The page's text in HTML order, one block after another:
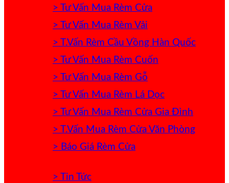
> Tư Vấn Mua Rèm Cửa
> Tư Vấn Mua Rèm Vải
> T.Vấn Rèm Cầu Vồng Hàn Quốc
> Tư Vấn Mua Rèm Cuốn
> Tư Vấn Mua Rèm Gỗ
> Tư Vấn Mua Rèm Lá Dọc
> Tư Vấn Mua Rèm Cửa Gia Đình
> T.Vấn Mua Rèm Cửa Văn Phòng
> Báo Giá Rèm Cửa
> Tin Tức